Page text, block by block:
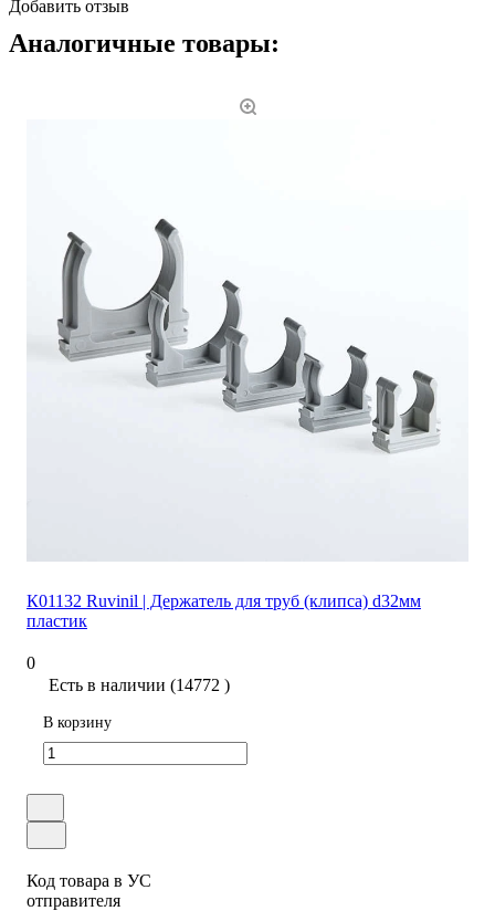
Добавить отзыв
Аналогичные товары:
К01132 Ruvinil | Держатель для труб (клипса) d32мм
пластик
0
Есть в наличии (14772 )
В корзину
Код товара в УС
отправителя